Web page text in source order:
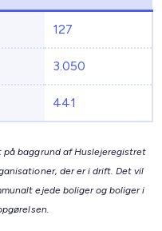
127
3.050
441
baggrund af Huslejeregistret
der er i drift. Det vil
ejede boliger og boliger i